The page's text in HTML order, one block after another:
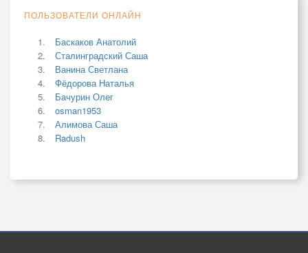
ПОЛЬЗОВАТЕЛИ ОНЛАЙН
Баскаков Анатолий
Сталинградский Саша
Ванина Светлана
Фёдорова Наталья
Бачурин Олег
osman1953
Алимова Саша
Radush